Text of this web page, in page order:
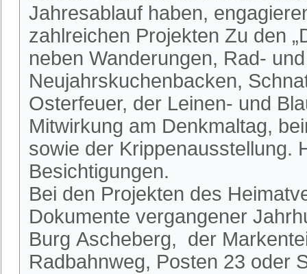
Jahresablauf haben,
zahlreichen Projekten Zu den
neben Wanderungen, Rad-
Neujahrskuchenbacken,
Osterfeuer, der Leinen- und
Mitwirkung am Denkmaltag,
sowie der Krippenausstellung.
Besichtigungen.
Bei den Projekten des
Dokumente vergangener
Burg Ascheberg, der
Radbahnweg, Posten 23 oder